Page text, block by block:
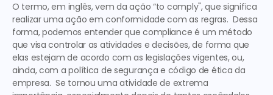
O termo, em inglês, vem da ação “to comply", que significa
realizar uma ação em conformidade com as regras. Dessa
forma, podemos entender que compliance é um método
que visa controlar as atividades e decisões, de forma que
elas estejam de acordo com as legislações vigentes, ou,
ainda, com a política de segurança e código de ética da
empresa.  Se tornou uma atividade de extrema